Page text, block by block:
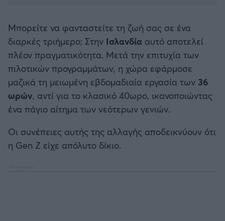
Ρεάλ Μαδρίτης
Ατλέτικο Μαδρίτης
Μάντσεστερ Γιουνάιτεντ
Μάντσεστερ Σίτι
Μπορείτε να φανταστείτε τη ζωή σας σε ένα
διαρκές τριήμερο; Στην Ισλανδία αυτό αποτελεί
πλέον πραγματικότητα. Μετά την επιτυχία των
πιλοτικών προγραμμάτων, η χώρα εφάρμοσε
μαζικά τη μειωμένη εβδομαδιαία εργασία των 36
ωρών, αντί για το κλασικό 40ωρο, ικανοποιώντας
ένα πάγιο αίτημα των νεότερων γενιών.
Οι συνέπειες αυτής της αλλαγής αποδεικνύουν ότι
η Gen Z είχε απόλυτο δίκιο.